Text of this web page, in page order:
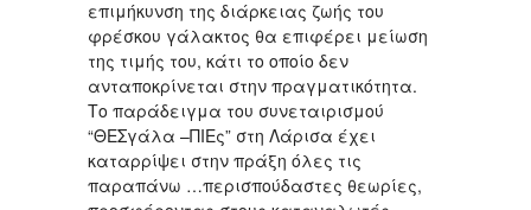
επιμήκυνση της διάρκειας ζωής του
φρέσκου γάλακτος θα επιφέρει μείωση
της τιμής του, κάτι το οποίο δεν
ανταποκρίνεται στην πραγματικότητα.
Το παράδειγμα του συνεταιρισμού
“ΘΕΣγάλα –ΠΙΕς” στη Λάρισα έχει
καταρρίψει στην πράξη όλες τις
παραπάνω …περισπούδαστες θεωρίες,